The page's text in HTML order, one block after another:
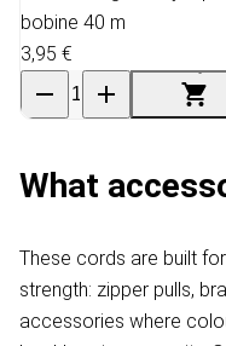
bobine 40 m
3,95 €
What
These cords are built
strength: zipper pulls,
accessories where